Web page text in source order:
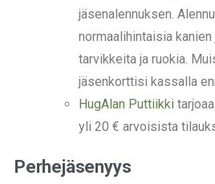
jäsenalennuksen.
normaalihintaisia
tarvikkeita ja ruokia.
jäsenkorttisi kassalla
HugAlan Puttiikki
yli 20 € arvoisista
Perhejäsenyys